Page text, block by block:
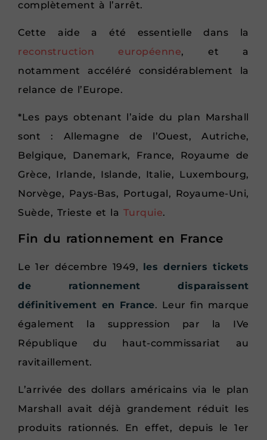
complètement à l’arrêt.
Cette aide a été essentielle dans la
reconstruction européenne, et a
notamment accéléré considérablement la
relance de l’Europe.
*Les pays obtenant l’aide du plan Marshall
sont : Allemagne de l’Ouest, Autriche,
Belgique, Danemark, France, Royaume de
Grèce, Irlande, Islande, Italie, Luxembourg,
Norvège, Pays-Bas, Portugal, Royaume-Uni,
Suède, Trieste et la Turquie.
Fin du rationnement en France
Le 1er décembre 1949, les derniers tickets
de rationnement disparaissent
définitivement en France. Leur fin marque
également la suppression par la IVe
République du haut-commissariat au
ravitaillement.
L’arrivée des dollars américains via le plan
Marshall avait déjà grandement réduit les
produits rationnés. En effet, depuis le 1er